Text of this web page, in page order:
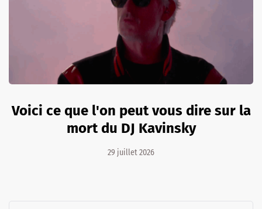
Voici ce que l'on peut vous dire sur la
mort du DJ Kavinsky
29 juillet 2026